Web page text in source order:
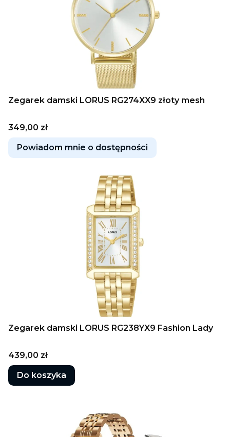
Zegarek damski LORUS RG274XX9 złoty mesh
Cena
349,00 zł
Powiadom mnie o dostępności
Zegarek damski LORUS RG238YX9 Fashion Lady
Cena
439,00 zł
Do koszyka